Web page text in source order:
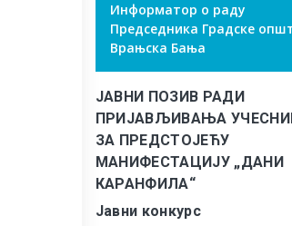
Информатор о раду
Председника Градске
Врањска Бања
ЈАВНИ ПОЗИВ РАДИ
ПРИЈАВЉИВАЊА
ЗА ПРЕДСТОЈЕЋУ
МАНИФЕСТАЦИЈУ „ДАНИ
КАРАНФИЛА“
Јавни конкурс